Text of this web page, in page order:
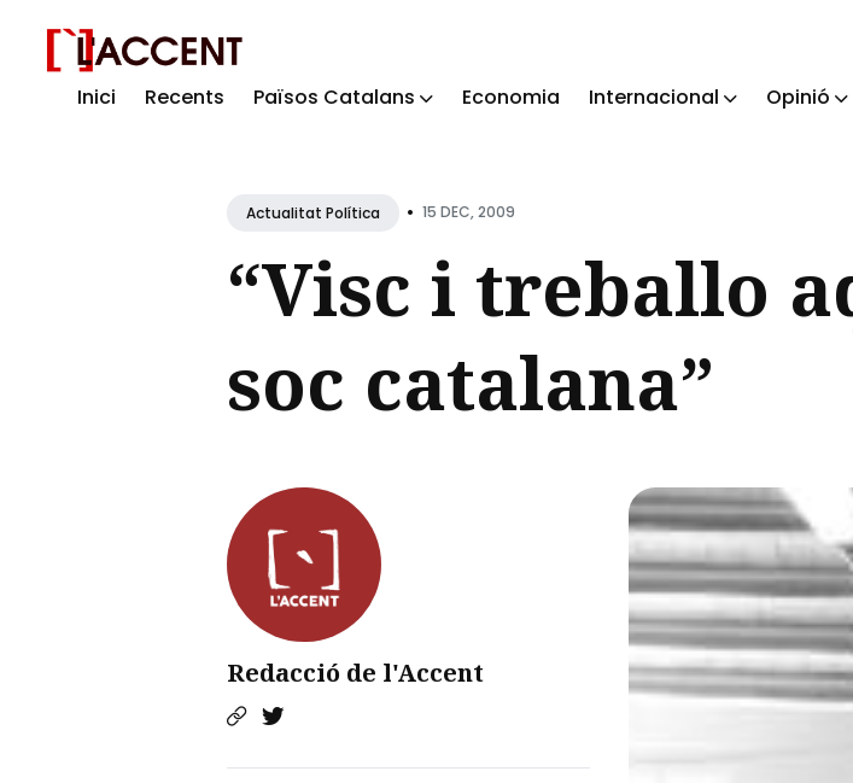
Inici Recents Països Catalans Economia Internacional Opinió
Blog
Actualitat Política • 15 DEC, 2009
“Visc i treballo
soc catalana”
Redacció de l'Accent